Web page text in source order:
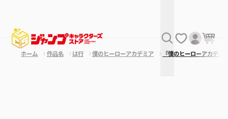
ホーム 作品名 は行 僕のヒーローアカデミア 『僕のヒーローアカデ